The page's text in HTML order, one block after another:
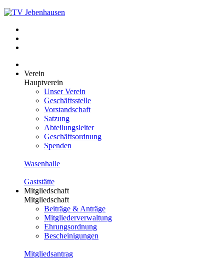
Verein
Hauptverein
Unser Verein
Geschäftsstelle
Vorstandschaft
Satzung
Abteilungsleiter
Geschäftsordnung
Spenden
Wasenhalle
Gaststätte
Mitgliedschaft
Mitgliedschaft
Beiträge & Anträge
Mitgliederverwaltung
Ehrungsordnung
Bescheinigungen
Mitgliedsantrag